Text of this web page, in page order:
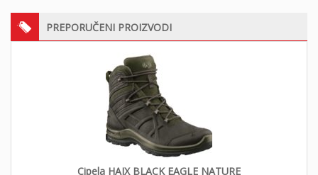
PREPORUČENI PROIZVODI
Cipela HAIX BLACK EAGLE NATURE